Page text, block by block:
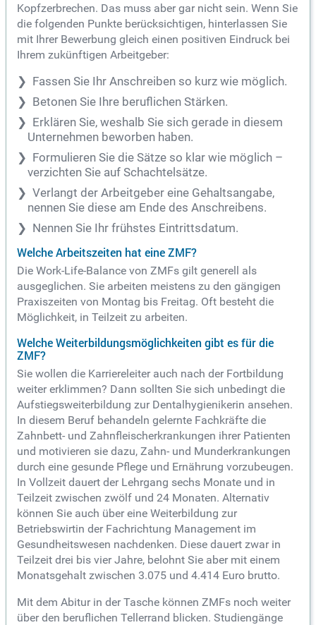
Kopfzerbrechen. Das muss aber gar nicht sein. Wenn Sie
die folgenden Punkte berücksichtigen, hinterlassen Sie
mit Ihrer Bewerbung gleich einen positiven Eindruck bei
Ihrem zukünftigen Arbeitgeber:
Fassen Sie Ihr Anschreiben so kurz wie möglich.
Betonen Sie Ihre beruflichen Stärken.
Erklären Sie, weshalb Sie sich gerade in diesem
Unternehmen beworben haben.
Formulieren Sie die Sätze so klar wie möglich –
verzichten Sie auf Schachtelsätze.
Verlangt der Arbeitgeber eine Gehaltsangabe,
nennen Sie diese am Ende des Anschreibens.
Nennen Sie Ihr frühstes Eintrittsdatum.
Welche Arbeitszeiten hat eine ZMF?
Die Work-Life-Balance von ZMFs gilt generell als
ausgeglichen. Sie arbeiten meistens zu den gängigen
Praxiszeiten von Montag bis Freitag. Oft besteht die
Möglichkeit, in Teilzeit zu arbeiten.
Welche Weiterbildungsmöglichkeiten gibt es für die
ZMF?
Sie wollen die Karriereleiter auch nach der Fortbildung
weiter erklimmen? Dann sollten Sie sich unbedingt die
Aufstiegsweiterbildung zur Dentalhygienikerin ansehen.
In diesem Beruf behandeln gelernte Fachkräfte die
Zahnbett- und Zahnfleischerkrankungen ihrer Patienten
und motivieren sie dazu, Zahn- und Munderkrankungen
durch eine gesunde Pflege und Ernährung vorzubeugen.
In Vollzeit dauert der Lehrgang sechs Monate und in
Teilzeit zwischen zwölf und 24 Monaten. Alternativ
können Sie auch über eine Weiterbildung zur
Betriebswirtin der Fachrichtung Management im
Gesundheitswesen nachdenken. Diese dauert zwar in
Teilzeit drei bis vier Jahre, belohnt Sie aber mit einem
Monatsgehalt zwischen 3.075 und 4.414 Euro brutto.
Mit dem Abitur in der Tasche können ZMFs noch weiter
über den beruflichen Tellerrand blicken. Studiengänge